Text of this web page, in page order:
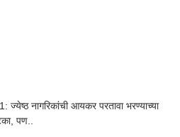
नागरिकांची आयकर परतावा भरण्याच्या
पण..